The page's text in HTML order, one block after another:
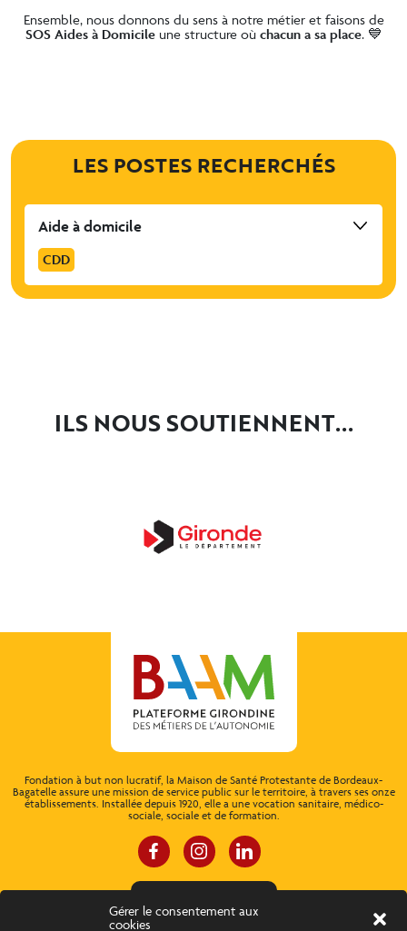
Gérer le consentement aux
cookies
Ensemble, nous donnons du sens à notre métier et faisons de
SOS Aides à Domicileune structure où chacun a sa place. 💙
LES POSTES RECHERCHÉS
Aide à domicile
CDD
ILS NOUS SOUTIENNENT...
Fondation à but non lucratif, la Maison de Santé Protestante de Bordeaux-
Bagatelle assure une mission de service public sur le territoire, à travers ses onze
établissements. Installée depuis 1920, elle a une vocation sanitaire, médico-
sociale, sociale et de formation.